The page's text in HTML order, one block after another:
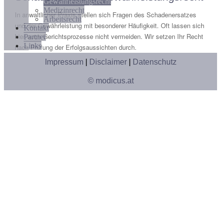
Medizinrecht
Arbeitsrecht
Kontakt
Partner
Links
In anwaltlicher Praxis stellen sich Fragen des Schadenersatzes
und der Gewährleistung mit besonderer Häufigkeit. Oft lassen sich
hier auch Gerichtsprozesse nicht vermeiden. Wir setzen Ihr Recht
nach Prüfung der Erfolgsaussichten durch.
Impressum| Disclaimer| Datenschutz
© modicus.at